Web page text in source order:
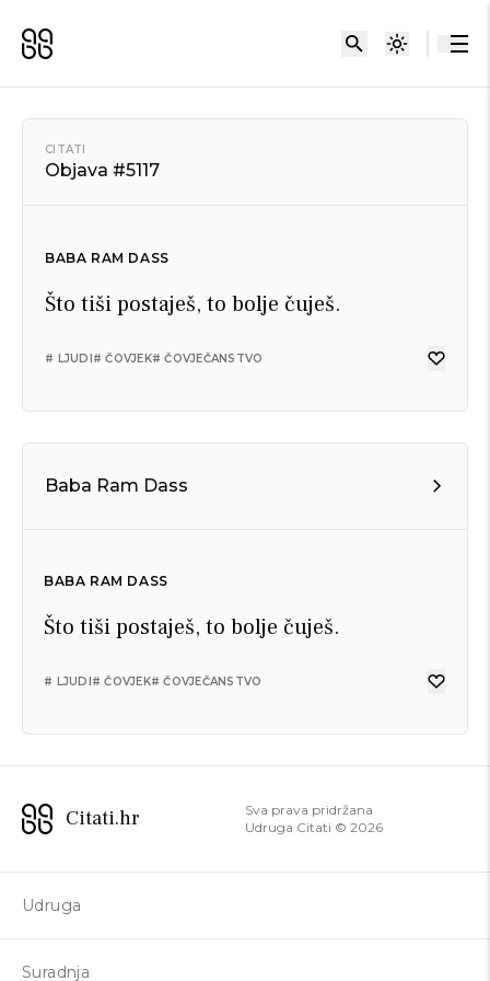
CITATI
Objava #5117
BABA RAM DASS
Što tiši postaješ, to bolje čuješ.
# LJUDI# ČOVJEK# ČOVJEČANSTVO
Baba Ram Dass
BABA RAM DASS
Što tiši postaješ, to bolje čuješ.
# LJUDI# ČOVJEK# ČOVJEČANSTVO
Citati.hr
Sva prava pridržana
Udruga Citati © 2026
Udruga
Suradnja